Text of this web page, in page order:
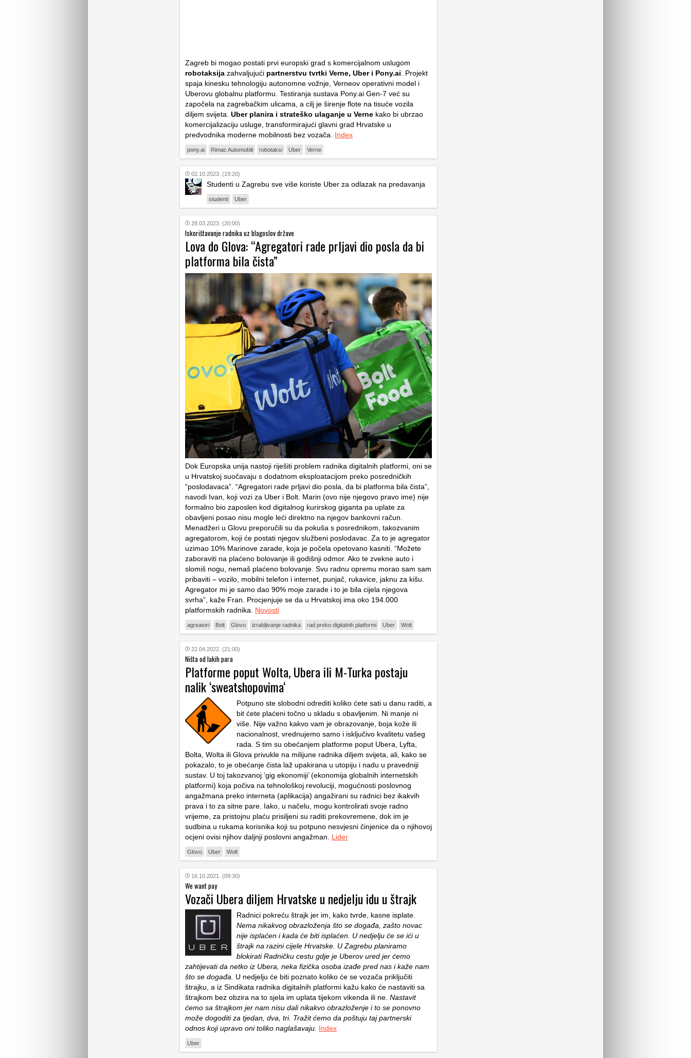
Zagreb bi mogao postati prvi europski grad s komercijalnom uslugom
robotaksija zahvaljujući partnerstvu tvrtki Verne, Uber i Pony.ai . Projekt
spaja kinesku tehnologiju autonomne vožnje, Verneov operativni model i
Uberovu globalnu platformu. Testiranja sustava Pony.ai Gen-7 već su
započela na zagrebačkim ulicama, a cilj je širenje flote na tisuće vozila
diljem svijeta. Uber planira i strateško ulaganje u Verne kako bi ubrzao
komercijalizaciju usluge, transformirajući glavni grad Hrvatske u
predvodnika moderne mobilnosti bez vozača. Index
pony.ai Rimac Automobili robotaksi Uber Verne
02.10.2023. (19:20)
Studenti u Zagrebu sve više koriste Uber za odlazak na predavanja
studenti Uber
28.03.2023. (20:00)
Iskorištavanje radnika uz blagoslov države
Lova do Glova: “Agregatori rade prljavi dio posla da bi
platforma bila čista”
Dok Europska unija nastoji riješiti problem radnika digitalnih platformi, oni se
u Hrvatskoj suočavaju s dodatnom eksploatacijom preko posredničkih
“poslodavaca”. “Agregatori rade prljavi dio posla, da bi platforma bila čista”,
navodi Ivan, koji vozi za Uber i Bolt. Marin (ovo nije njegovo pravo ime) nije
formalno bio zaposlen kod digitalnog kurirskog giganta pa uplate za
obavljeni posao nisu mogle leći direktno na njegov bankovni račun.
Menadžeri u Glovu preporučili su da pokuša s posrednikom, takozvanim
agregatorom, koji će postati njegov službeni poslodavac. Za to je agregator
uzimao 10% Marinove zarade, koja je počela opetovano kasniti. “Možete
zaboraviti na plaćeno bolovanje ili godišnji odmor. Ako te zvekne auto i
slomiš nogu, nemaš plaćeno bolovanje. Svu radnu opremu morao sam sam
pribaviti – vozilo, mobilni telefon i internet, punjač, rukavice, jaknu za kišu.
Agregator mi je samo dao 90% moje zarade i to je bila cijela njegova
svrha”, kaže Fran. Procjenjuje se da u Hrvatskoj ima oko 194.000
platformskih radnika. Novosti
agreatori Bolt Glovo izrabljivanje radnika rad preko digitalnih platformi Uber Wolt
22.04.2022. (21:00)
Ništa od lakih para
Platforme poput Wolta, Ubera ili M-Turka postaju
nalik ‘sweatshopovima‘
Potpuno ste slobodni odrediti koliko ćete sati u danu raditi, a
bit ćete plaćeni točno u skladu s obavljenim. Ni manje ni
više. Nije važno kakvo vam je obrazovanje, boja kože ili
nacionalnost, vrednujemo samo i isključivo kvalitetu vašeg
rada. S tim su obećanjem platforme poput Ubera, Lyfta,
Bolta, Wolta ili Glova privukle na milijune radnika diljem svijeta, ali, kako se
pokazalo, to je obećanje čista laž upakirana u utopiju i nadu u pravedniji
sustav. U toj takozvanoj ‘gig ekonomiji’ (ekonomija globalnih internetskih
platformi) koja počiva na tehnološkoj revoluciji, mogućnosti poslovnog
angažmana preko interneta (aplikacija) angažirani su radnici bez ikakvih
prava i to za sitne pare. Iako, u načelu, mogu kontrolirati svoje radno
vrijeme, za pristojnu plaću prisiljeni su raditi prekovremene, dok im je
sudbina u rukama korisnika koji su potpuno nesvjesni činjenice da o njihovoj
ocjeni ovisi njihov daljnji poslovni angažman. Lider
Glovo Uber Wolt
16.10.2021. (09:30)
We want pay
Vozači Ubera diljem Hrvatske u nedjelju idu u štrajk
Radnici pokreću štrajk jer im, kako tvrde, kasne isplate.
Nema nikakvog obrazloženja što se događa, zašto novac
nije isplaćen i kada će biti isplaćen. U nedjelju će se ići u
štrajk na razini cijele Hrvatske. U Zagrebu planiramo
blokirati Radničku cestu gdje je Uberov ured jer ćemo
zahtijevati da netko iz Ubera, neka fizička osoba izađe pred nas i kaže nam
što se događa. U nedjelju će biti poznato koliko će se vozača priključiti
štrajku, a iz Sindikata radnika digitalnih platformi kažu kako će nastaviti sa
štrajkom bez obzira na to sjela im uplata tijekom vikenda ili ne. Nastavit
ćemo sa štrajkom jer nam nisu dali nikakvo obrazloženje i to se ponovno
može dogoditi za tjedan, dva, tri. Tražit ćemo da poštuju taj partnerski
odnos koji upravo oni toliko naglašavaju. Index
Uber